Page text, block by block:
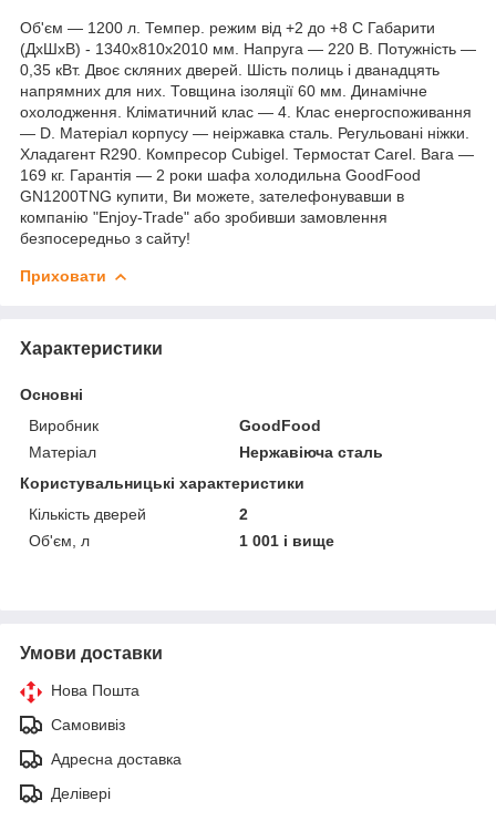
Об'єм — 1200 л. Темпер. режим від +2 до +8 C Габарити
(ДхШхВ) - 1340x810x2010 мм. Напруга — 220 В. Потужність —
0,35 кВт. Двоє скляних дверей. Шість полиць і дванадцять
напрямних для них. Товщина ізоляції 60 мм. Динамічне
охолодження. Кліматичний клас — 4. Клас енергоспоживання
— D. Матеріал корпусу — неіржавка сталь. Регульовані ніжки.
Хладагент R290. Компресор Cubigel. Термостат Carel. Вага —
169 кг. Гарантія — 2 роки шафа холодильна GoodFood
GN1200TNG купити, Ви можете, зателефонувавши в
компанію "Enjoy-Trade" або зробивши замовлення
безпосередньо з сайту!
Приховати
Характеристики
Основні
Виробник
GoodFood
Матеріал
Нержавіюча сталь
Користувальницькі характеристики
Кількість дверей
2
Об'єм, л
1 001 і вище
Умови доставки
Нова Пошта
Самовивіз
Адресна доставка
Делівері